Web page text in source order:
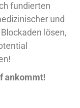
fundierten
und
lösen,
ankommt!